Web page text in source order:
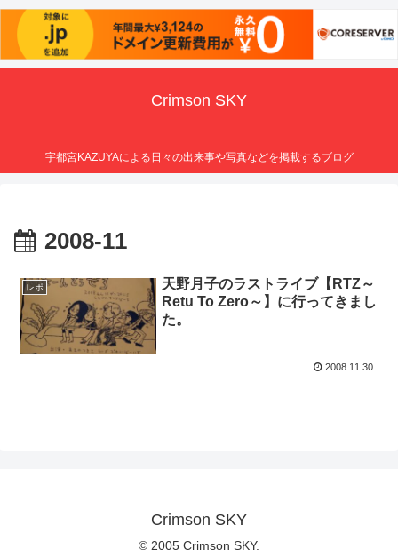
Crimson SKY
宇都宮KAZUYAによる日々の出来事や写真などを掲載するブログ
2008-11
レポ
天野月子のラストライブ【RTZ～
Retu To Zero～】に行ってきまし
た。
2008.11.30
Crimson SKY
© 2005 Crimson SKY.